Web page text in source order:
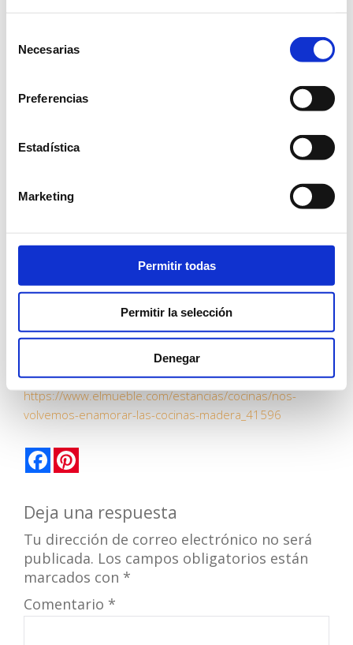
Necesarias
Preferencias
Estadística
Marketing
Permitir todas
Permitir la selección
Denegar
https://moblebo.com/muebles/cocina/mobiliario_cocina/
https://www.elmueble.com/estancias/cocinas/nos-
volvemos-enamorar-las-cocinas-madera_41596
Facebook
Deja una respuesta
Tu dirección de correo electrónico no será
publicada. Los campos obligatorios están
marcados con *
Comentario *